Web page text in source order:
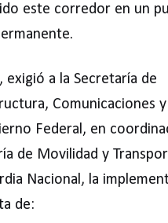
este corredor en un
exigió a la Secretaría de
Comunicaciones
Federal, en
de Movilidad y
Nacional, la
de: